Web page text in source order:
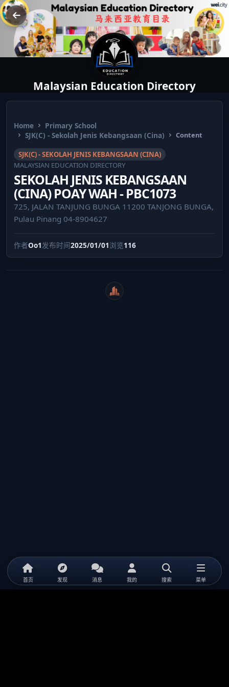
Malaysian Education Directory
Home
Primary School
SJK(C) - Sekolah Jenis Kebangsaan (Cina)
Content
SJK(C) - SEKOLAH JENIS KEBANGSAAN (CINA)
MALAYSIAN EDUCATION DIRECTORY
SEKOLAH JENIS KEBANGSAAN
(CINA) POAY WAH - PBC1073
725, JALAN TANJUNG BUNGA 11200 TANJONG BUNGA,
Pulau Pinang 04-8904627
作者Oo1发布时间2025/01/01浏览116
WeiCity
首页 发现 消息 我的 搜索 菜单